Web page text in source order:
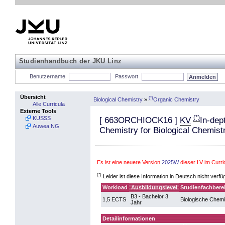
Studienhandbuch der JKU Linz
Benutzername Passwort
Übersicht
Alle Curricula
Externe Tools
KUSSS
Auwea NG
Biological Chemistry » (*)Organic Chemistry
[ 663ORCHIOCK16 ] KV (*)In-
Chemistry for Biological
Es ist eine neuere Version 2025Wdieser LV im
(*) Leider ist diese Information in Deutsch nicht
Workload
Ausbildungslevel
1,5 ECTS
B3 - Bachelor 3.
Jahr
Biologische
Detailinformationen